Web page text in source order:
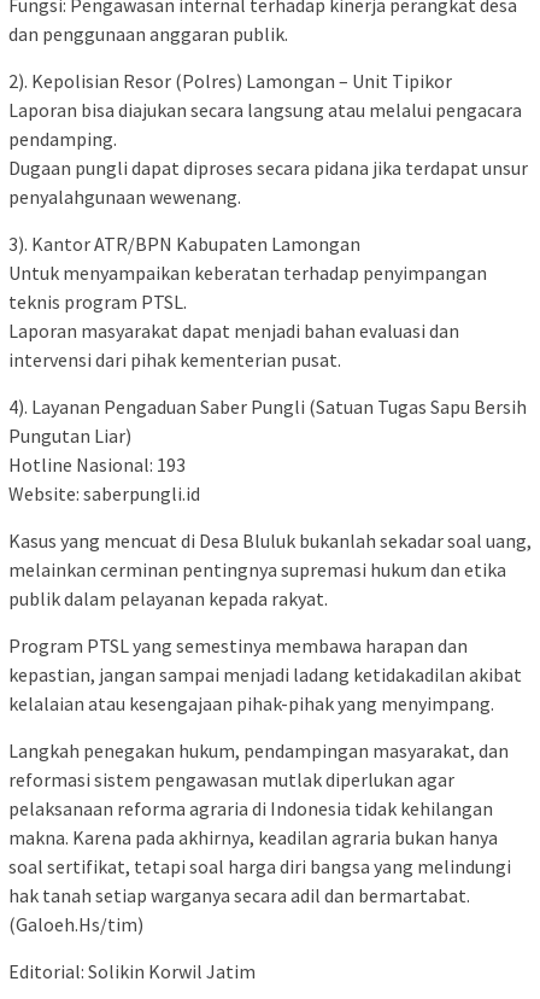
dan penggunaan anggaran publik.
2). Kepolisian Resor (Polres) Lamongan – Unit Tipikor
Laporan bisa diajukan secara langsung atau melalui pengacara
pendamping.
Dugaan pungli dapat diproses secara pidana jika terdapat unsur
penyalahgunaan wewenang.
3). Kantor ATR/BPN Kabupaten Lamongan
Untuk menyampaikan keberatan terhadap penyimpangan
teknis program PTSL.
Laporan masyarakat dapat menjadi bahan evaluasi dan
intervensi dari pihak kementerian pusat.
4). Layanan Pengaduan Saber Pungli (Satuan Tugas Sapu Bersih
Pungutan Liar)
Hotline Nasional: 193
Website: saberpungli.id
Kasus yang mencuat di Desa Bluluk bukanlah sekadar soal uang,
melainkan cerminan pentingnya supremasi hukum dan etika
publik dalam pelayanan kepada rakyat.
Program PTSL yang semestinya membawa harapan dan
kepastian, jangan sampai menjadi ladang ketidakadilan akibat
kelalaian atau kesengajaan pihak-pihak yang menyimpang.
Langkah penegakan hukum, pendampingan masyarakat, dan
reformasi sistem pengawasan mutlak diperlukan agar
pelaksanaan reforma agraria di Indonesia tidak kehilangan
makna. Karena pada akhirnya, keadilan agraria bukan hanya
soal sertifikat, tetapi soal harga diri bangsa yang melindungi
hak tanah setiap warganya secara adil dan bermartabat.
(Galoeh.Hs/tim)
Editorial: Solikin Korwil Jatim